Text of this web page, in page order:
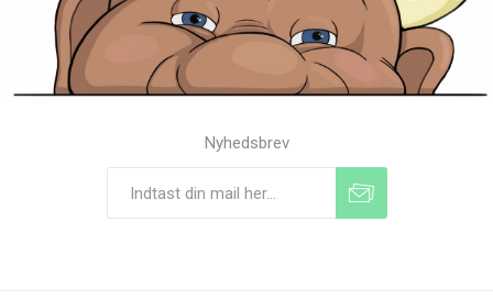
Nyhedsbrev